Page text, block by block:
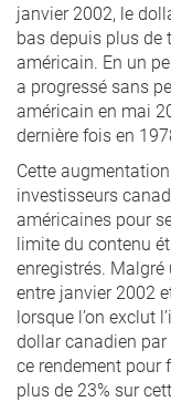
janvier 2002, le
bas depuis plus de
américain. En un
a progressé sans
américain en mai
dernière fois en
Cette
investisseurs
américaines pour
limite du contenu
enregistrés.
entre janvier 2002
lorsque l’on exclut
dollar canadien
ce rendement pour
plus de 23% sur